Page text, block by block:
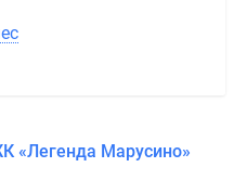
«Легенда Марусино»